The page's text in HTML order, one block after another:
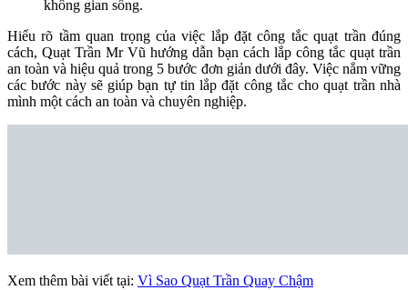
không gian sống.
Hiểu rõ tầm quan trọng của việc lắp đặt công tắc quạt trần đúng
cách, Quạt Trần Mr Vũ hướng dẫn bạn cách lắp công tắc quạt trần
an toàn và hiệu quả trong 5 bước đơn giản dưới đây. Việc nắm vững
các bước này sẽ giúp bạn tự tin lắp đặt công tắc cho quạt trần nhà
mình một cách an toàn và chuyên nghiệp.
Xem thêm bài viết tại: Vì Sao Quạt Trần Quay Chậm